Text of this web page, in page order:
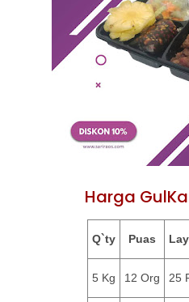
Harga
Q`ty Puas
5 Kg 12 Org 25